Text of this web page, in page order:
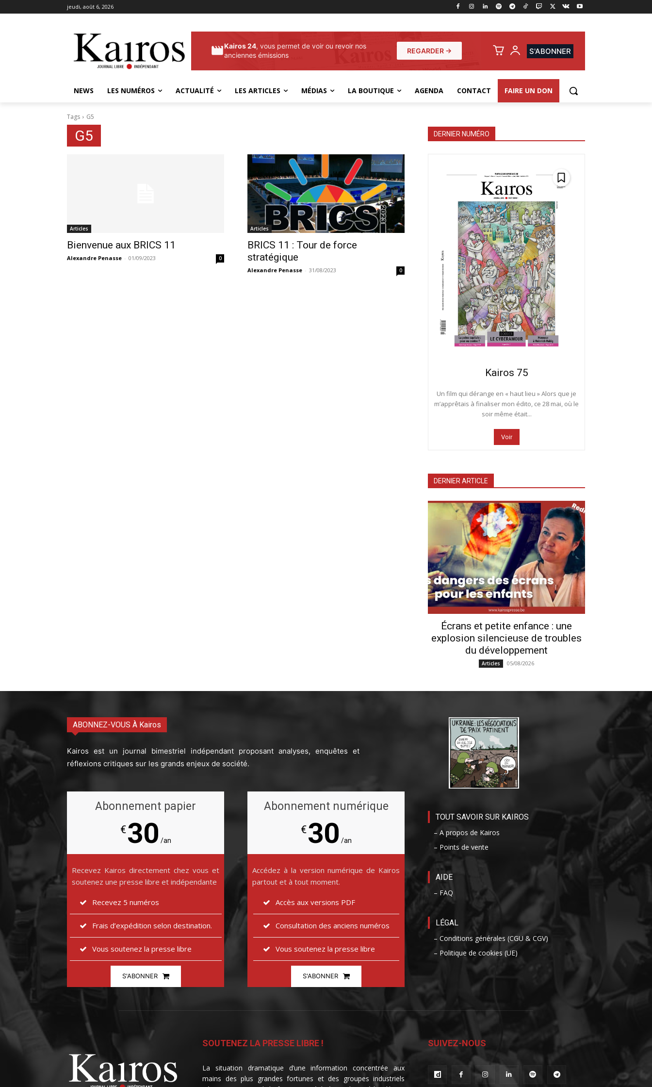
jeudi, août 6, 2026
Kairos 24, vous permet de voir ou revoir nos
anciennes émissions
REGARDER → S'ABONNER
NEWS LES NUMÉROS ACTUALITÉ LES ARTICLES MÉDIAS LA BOUTIQUE AGENDA CONTACT FAIRE UN DON
Tags G5
G5
Articles
Bienvenue aux BRICS 11
Alexandre Penasse - 01/09/2023 0
Articles
BRICS 11 : Tour de force
stratégique
Alexandre Penasse - 31/08/2023 0
DERNIER NUMÉRO
Kairos 75
Un film qui dérange en « haut lieu » Alors que je
m’apprêtais à finaliser mon édito, ce 28 mai, où le
soir même était...
Voir
DERNIER ARTICLE
Écrans et petite enfance : une
explosion silencieuse de troubles
du développement
Articles 05/08/2026
ABONNEZ-VOUS À Kairos
Kairos est un journal bimestriel indépendant proposant analyses, enquêtes et
réflexions critiques sur les grands enjeux de société.
Abonnement papier
€30 /an
Recevez Kairos directement chez vous et
soutenez une presse libre et indépendante
Recevez 5 numéros
Frais d’expédition selon destination.
Vous soutenez la presse libre
S'ABONNER
Abonnement numérique
€30 /an
Accédez à la version numérique de Kairos
partout et à tout moment.
Accès aux versions PDF
Consultation des anciens numéros
Vous soutenez la presse libre
S'ABONNER
TOUT SAVOIR SUR KAIROS
– A propos de Kairos
– Points de vente
AIDE
– FAQ
LÉGAL
– Conditions générales (CGU & CGV)
– Politique de cookies (UE)
SOUTENEZ LA PRESSE LIBRE !
La situation dramatique d’une information concentrée aux
mains des plus grandes fortunes et des groupes industriels
SUIVEZ-NOUS